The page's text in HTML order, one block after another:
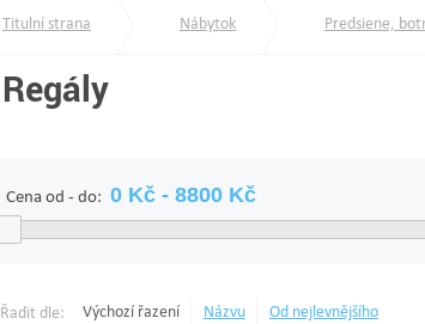
Titulní strana Nábytok Predsiene,
Regály
Cena od - do:
Řadit dle: Výchozí řazení Názvu Od nejlevnějšího